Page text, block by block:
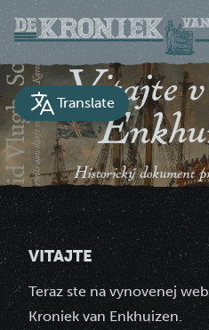
Translate
Vitajte
Historický dokument
VITAJTE
Teraz ste na vynovenej
Kroniek van Enkhuizen.